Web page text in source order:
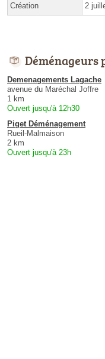
Création 2
Déménageurs
Demenagements Lagache
avenue du Maréchal Joffre
1 km
Ouvert jusqu'à 12h30
Piget Déménagement
Rueil-Malmaison
2 km
Ouvert jusqu'à 23h